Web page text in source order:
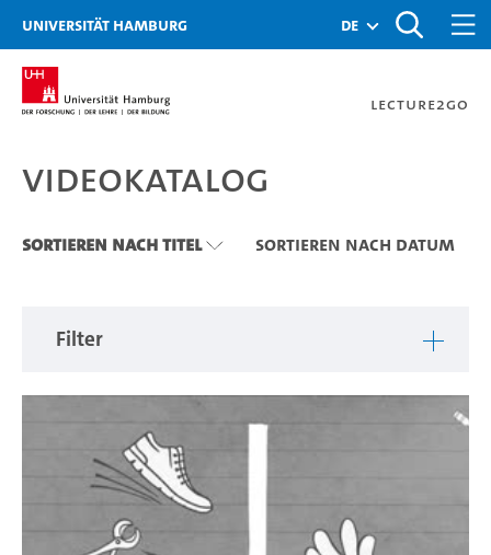
Zu den Filtern
Zur Metanavigation
Zur Hauptnavigation
Zur Suche
Zum Inhalt
Zum Seitenfuss
Universität Hamburg de
Lecture2Go
Videokatalog
Videokatalog
Sortieren nach Titel Sortieren nach Datum
Filter